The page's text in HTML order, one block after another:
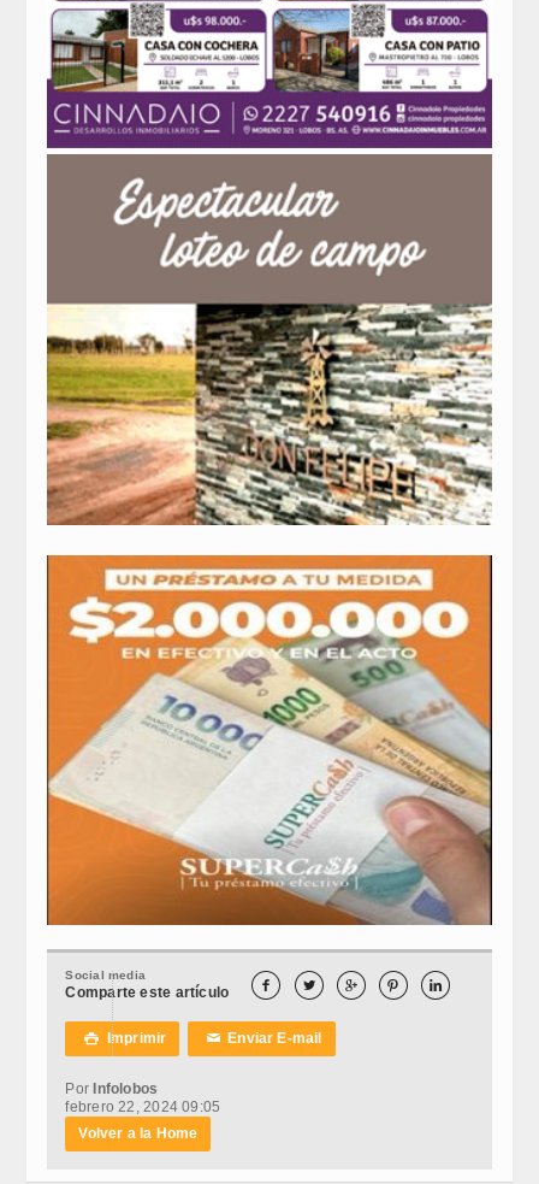
Social media
Comparte este artículo     
 Imprimir ✉Enviar E-mail
Por Infolobos
febrero 22, 2024 09:05
Volver a la Home